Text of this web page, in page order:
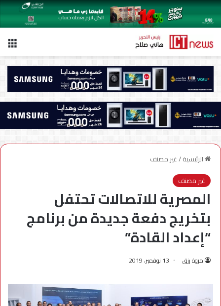
الرئيسية/غير مصنف
غير مصنف
المصرية للاتصالات تحتفل
بتخريج دفعة جديدة من برنامج
“إعداد القادة”
مروة رزق 13 نوفمبر، 2019